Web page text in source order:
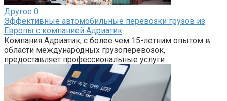
Другое 0
Эффективные автомобильные перевозки грузов из
Европы с компанией Адриатик
Компания Адриатик, с более чем 15-летним опытом в
области международных грузоперевозок,
предоставляет профессиональные услуги